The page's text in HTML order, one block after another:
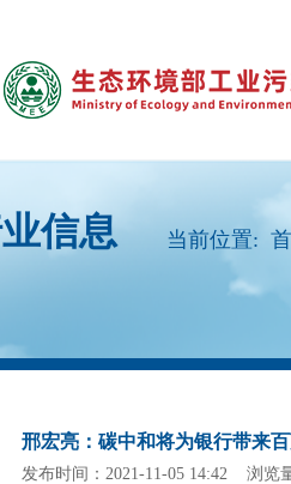
信息 当前位置:
邢宏亮：碳中和将为银行带来
发布时间：2021-11-05 14:42 浏览